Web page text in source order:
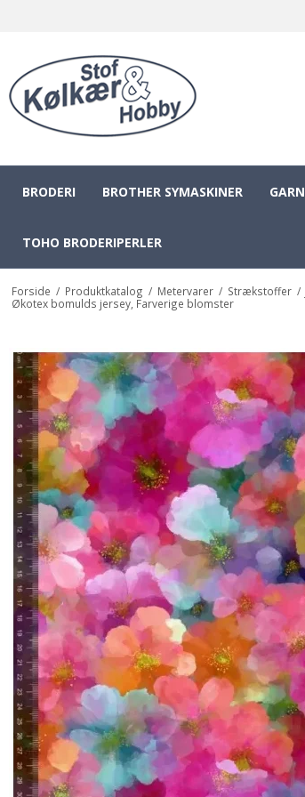
BRODERI BROTHER SYMASKINER GARN
TOHO BRODERIPERLER
Forside / Produktkatalog / Metervarer / Strækstoffer /
Økotex bomulds jersey, Farverige blomster